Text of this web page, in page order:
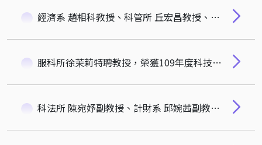
經濟系 趙相科教授、科管所 丘宏昌教授、計財系 潘虹華助理教授，榮獲109學年度科管院傑出教學獎
服科所徐茉莉特聘教授，榮獲109年度科技部傑出研究獎！
科法所 陳宛妤副教授、計財系 邱婉茜副教授，榮獲109學年度科管院傑出導師獎